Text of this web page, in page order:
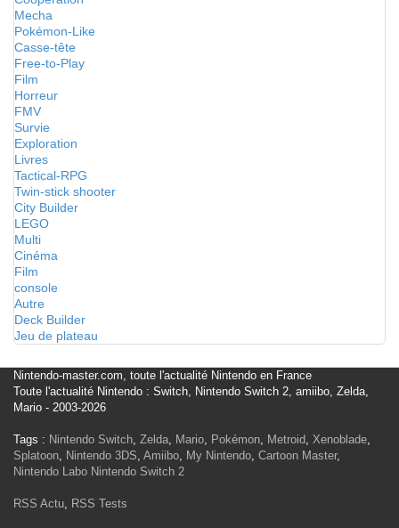
Mecha
Pokémon-Like
Casse-tête
Free-to-Play
Film
Horreur
FMV
Survie
Exploration
Livres
Tactical-RPG
Twin-stick shooter
City Builder
LEGO
Multi
Cinéma
Film
console
Autre
Deck Builder
Jeu de plateau
Nintendo-master.com, toute l'actualité Nintendo en France
Toute l'actualité Nintendo : Switch, Nintendo Switch 2, amiibo, Zelda,
Mario - 2003-2026
Tags : Nintendo Switch, Zelda, Mario, Pokémon, Metroid, Xenoblade,
Splatoon, Nintendo 3DS, Amiibo, My Nintendo, Cartoon Master,
Nintendo Labo Nintendo Switch 2
RSS Actu, RSS Tests